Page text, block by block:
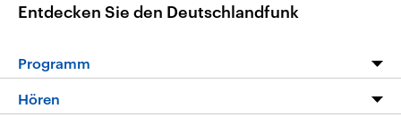
Entdecken Sie den Deutschlandfunk
Programm
Programm
Hören